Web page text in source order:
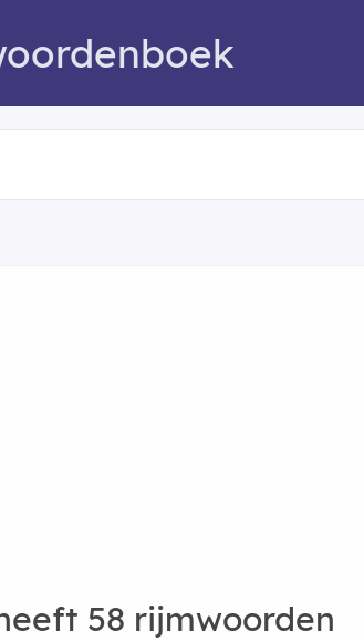
58 rijmwoorden